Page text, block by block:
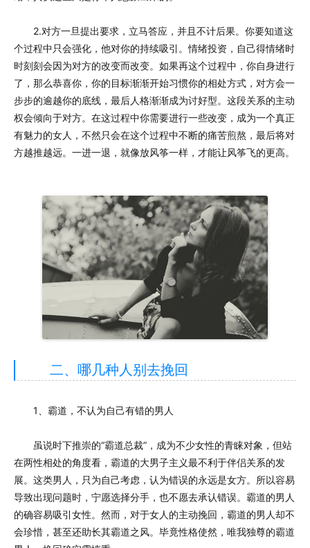
2.对方一旦提出要求，立马答应，并且不计后果。你要知道这
个过程中只会强化，他对你的持续吸引。情绪投资，自己得情绪时
时刻刻会因为对方的改变而改变。如果再这个过程中，你自身进行
了，那么恭喜你，你的目标渐渐开始习惯你的相处方式，对方会一
步步的逾越你的底线，最后人格渐渐成为讨好型。这段关系的主动
权会倾向于对方。在这过程中你需要进行一些改变，成为一个真正
有魅力的女人，不然只会在这个过程中不断的痛苦煎熬，最后将对
方越推越远。一进一退，就像放风筝一样，才能让风筝飞的更高。
二、哪几种人别去挽回
1、霸道，不认为自己有错的男人
虽说时下推崇的“霸道总裁”，成为不少女性的青睐对象，但站
在两性相处的角度看，霸道的大男子主义最不利于伴侣关系的发
展。这类男人，只为自己考虑，认为错误的永远是女方。所以容易
导致出现问题时，宁愿选择分手，也不愿去承认错误。霸道的男人
的确容易吸引女性。然而，对于女人的主动挽回，霸道的男人却不
会珍惜，甚至还助长其霸道之风。毕竟性格使然，唯我独尊的霸道